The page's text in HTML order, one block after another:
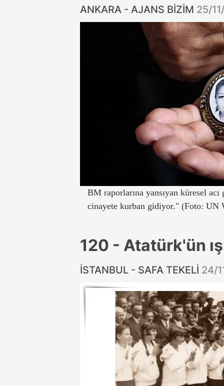
ANKARA - AJANS BİZİM 25/
BM raporlarına yansıyan küresel
cinayete kurban gidiyor." (Foto: UN
120 - Atatürk'ün
İSTANBUL - SAFA TEKELİ 24/